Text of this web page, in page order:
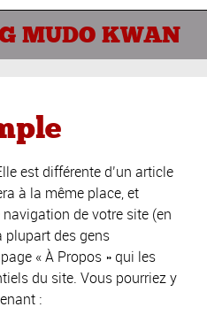
MUDO KWAN
est différente d’un article
à la même place, et
de votre site (en
plupart des gens
« À Propos » qui les
du site. Vous pourriez y
: